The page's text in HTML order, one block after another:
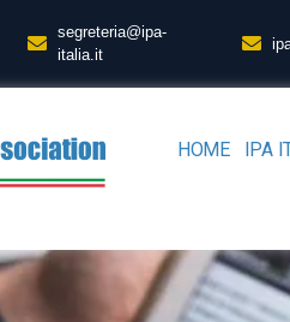
segreteria@ipa-
italia.it
HOME IPA